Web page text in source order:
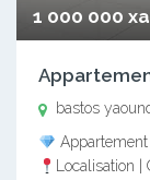
1 000 000
bastos
Localisation |